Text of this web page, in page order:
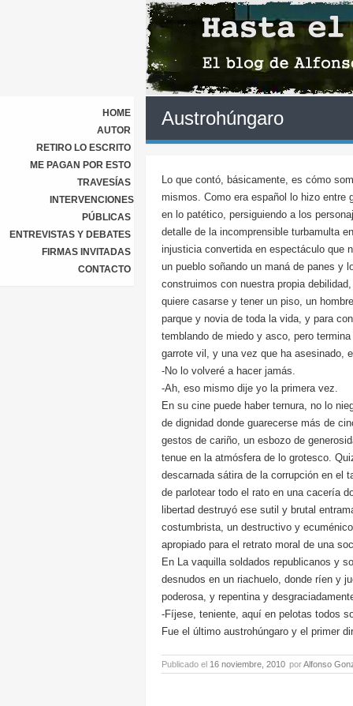
HOME
AUTOR
RETIRO LO ESCRITO
ME PAGAN POR ESTO
TRAVESÍAS
INTERVENCIONES
PÚBLICAS
ENTREVISTAS Y DEBATES
FIRMAS INVITADAS
CONTACTO
Austrohúngaro
Lo que contó, básicamente, es cómo
mismos. Como era español lo hizo entre
en lo patético, persiguiendo a los
detalle de la incomprensible turbamulta
injusticia convertida en espectáculo que
un pueblo soñando un maná de panes y
construimos con nuestra propia
quiere casarse y tener un piso, un
parque y novia de toda la vida, y para
temblando de miedo y asco, pero
garrote vil, y una vez que ha asesinado,
-No lo volveré a hacer jamás.
-Ah, eso mismo dije yo la primera vez.
En su cine puede haber ternura, no lo
de dignidad donde guarecerse más de
gestos de cariño, un esbozo de
tenue en la atmósfera de lo grotesco.
descarnada sátira de la corrupción en el
de parlotear todo el rato en una cacería
libertad destruyó ese sutil y brutal
costumbrista, un destructivo y
apropiado para el retrato moral de una
En La vaquilla soldados republicanos y
desnudos en un riachuelo, donde ríen y
poderosa, y repentina y
-Fíjese, teniente, aquí en pelotas todos
Fue el último austrohúngaro y el primer
Publicado el 16 noviembre, 2010 porAlfonso